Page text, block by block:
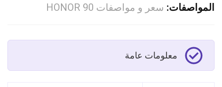
المواصفات: سعر و مواصفات HONOR 90
معلومات عامة